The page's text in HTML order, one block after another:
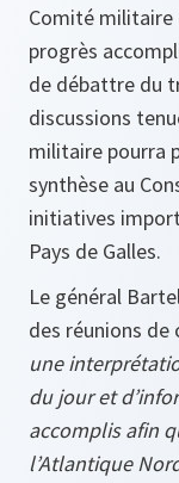
Comité militaire
progrès
de débattre du
discussions
militaire pourra
synthèse au
initiatives
Pays de Galles.
Le général
des réunions
une
du jour et
accomplis afin
l’Atlantique